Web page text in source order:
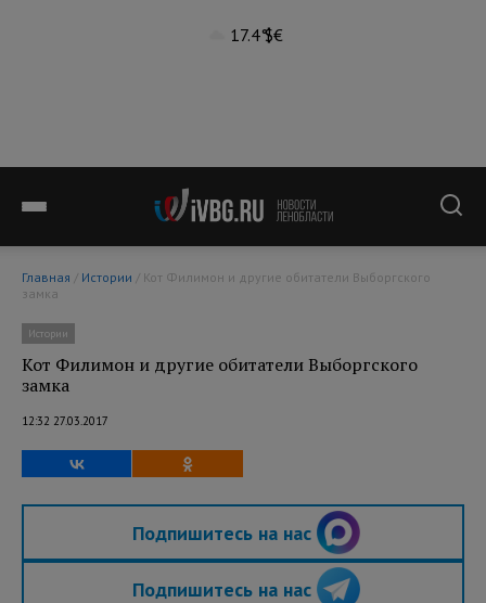
17.4°$€
Главная / Истории
замка
Истории
Кот Филимон и другие обитатели Выборгского
замка
12:32 27.03.2017
Подпишитесь на нас
Подпишитесь на нас